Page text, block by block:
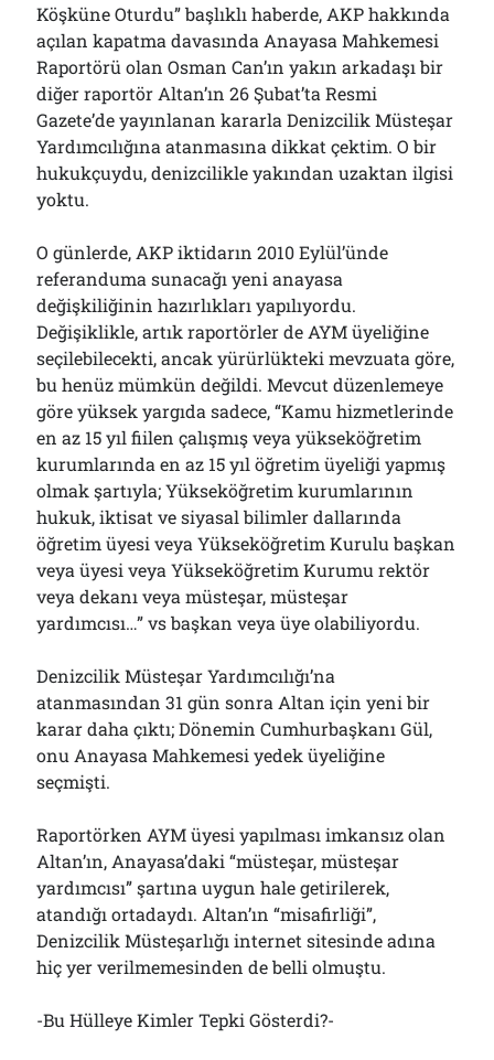
Köşküne Oturdu” başlıklı haberde, AKP hakkında
açılan kapatma davasında Anayasa Mahkemesi
Raportörü olan Osman Can’ın yakın arkadaşı bir
diğer raportör Altan’ın 26 Şubat’ta Resmi
Gazete’de yayınlanan kararla Denizcilik Müsteşar
Yardımcılığına atanmasına dikkat çektim. O bir
hukukçuydu, denizcilikle yakından uzaktan ilgisi
yoktu.
O günlerde, AKP iktidarın 2010 Eylül’ünde
referanduma sunacağı yeni anayasa
değişkiliğinin hazırlıkları yapılıyordu.
Değişiklikle, artık raportörler de AYM üyeliğine
seçilebilecekti, ancak yürürlükteki mevzuata göre,
bu henüz mümkün değildi. Mevcut düzenlemeye
göre yüksek yargıda sadece, “Kamu hizmetlerinde
en az 15 yıl fiilen çalışmış veya yükseköğretim
kurumlarında en az 15 yıl öğretim üyeliği yapmış
olmak şartıyla; Yükseköğretim kurumlarının
hukuk, iktisat ve siyasal bilimler dallarında
öğretim üyesi veya Yükseköğretim Kurulu başkan
veya üyesi veya Yükseköğretim Kurumu rektör
veya dekanı veya müsteşar, müsteşar
yardımcısı…” vs başkan veya üye olabiliyordu.
Denizcilik Müsteşar Yardımcılığı’na
atanmasından 31 gün sonra Altan için yeni bir
karar daha çıktı; Dönemin Cumhurbaşkanı Gül,
onu Anayasa Mahkemesi yedek üyeliğine
seçmişti.
Raportörken AYM üyesi yapılması imkansız olan
Altan’ın, Anayasa’daki “müsteşar, müsteşar
yardımcısı” şartına uygun hale getirilerek,
atandığı ortadaydı. Altan’ın “misafirliği”,
Denizcilik Müsteşarlığı internet sitesinde adına
hiç yer verilmemesinden de belli olmuştu.
-Bu Hülleye Kimler Tepki Gösterdi?-